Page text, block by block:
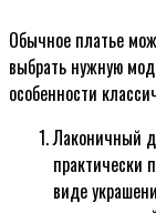
Обычное платье
выбрать нужную
особенности
Лаконичный
практически
виде